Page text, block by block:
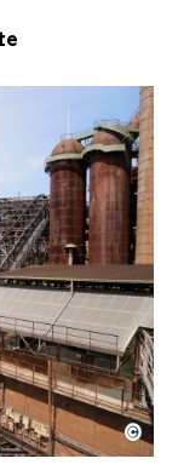
Hütte mit
Hütte | Karl
©